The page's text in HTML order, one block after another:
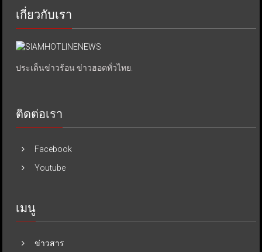
เกี่ยวกับเรา
ประเด็นข่าวร้อน ข่าวฮอตทั่วไทย.
ติดต่อเรา
Facebook
Youtube
เมนู
ข่าวสาร